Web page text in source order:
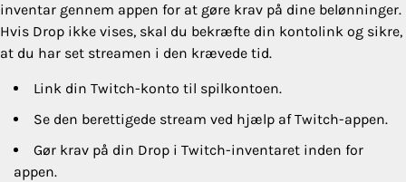
inventar gennem appen for at gøre krav på dine belønninger.
Hvis Drop ikke vises, skal du bekræfte din kontolink og sikre,
at du har set streamen i den krævede tid.
Link din Twitch-konto til spilkontoen.
Se den berettigede stream ved hjælp af Twitch-appen.
Gør krav på din Drop i Twitch-inventaret inden for
appen.